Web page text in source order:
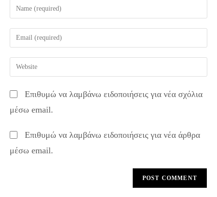
Enter
your
name
comment
Enter
your
email
address
comment
Enter
your
URL
(optional)
Επιθυμώ να λαμβάνω ειδοποιήσεις για νέα σχόλια
μέσω email.
Επιθυμώ να λαμβάνω ειδοποιήσεις για νέα άρθρα
μέσω email.